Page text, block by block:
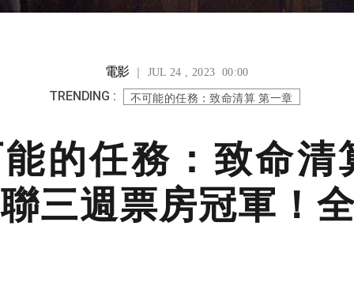
電影｜ JUL 24 , 2023 00:00
TRENDING : 不可能的任務：致命清算 第一章
的任務：致命清
三週票房冠軍！